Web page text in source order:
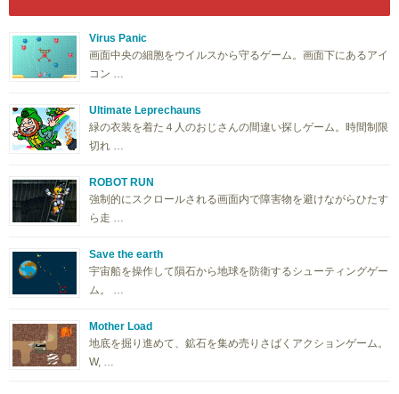
Virus Panic
画面中央の細胞をウイルスから守るゲーム。画面下にあるアイ
コン …
Ultimate Leprechauns
緑の衣装を着た４人のおじさんの間違い探しゲーム。時間制限
切れ …
ROBOT RUN
強制的にスクロールされる画面内で障害物を避けながらひたす
ら走 …
Save the earth
宇宙船を操作して隕石から地球を防衛するシューティングゲー
ム。 …
Mother Load
地底を掘り進めて、鉱石を集め売りさばくアクションゲーム。
W, …